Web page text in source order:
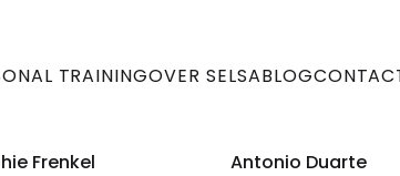
TRAININGOVER SELSABLOG
Frenkel Antonio Duarte